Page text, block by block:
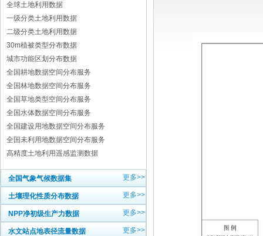
全球土地利用数据
一级分类土地利用数据
二级分类土地利用数据
30m植被类型分布数据
城市功能区划分布数据
全国耕地数据空间分布服务
全国林地数据空间分布服务
全国草地类型空间分布服务
全国水体数据空间分布服务
全国建设用地数据空间分布服务
全国未利用地数据空间分布服务
高精度土地利用遥感监测数据
全国气象气候数据集 更多>>
土壤理化性质分布数据 更多>>
NPP净初级生产力数据 更多>>
水文站点地表径流量数据 更多>>